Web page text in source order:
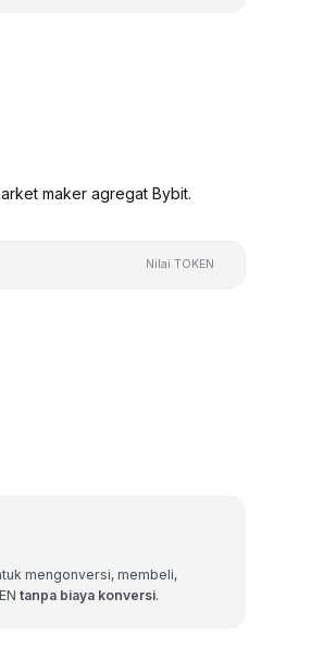
maker agregat Bybit.
Nilai TOKEN
mengonversi, membeli,
tanpa biaya konversi.